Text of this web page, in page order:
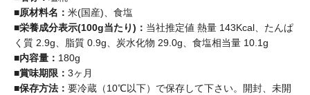
■原材料名： 米(国産)、食塩
■栄養成分表示(100g当たり)： 当社推定値 熱量 143Kcal、たんぱ
く質 2.9g、脂質 0.9g、炭水化物 29.0g、食塩相当量 10.1g
■内容量： 180g
■賞味期限： 3ヶ月
■保存方法： 要冷蔵（10℃以下）で保存して下さい。開封、未開